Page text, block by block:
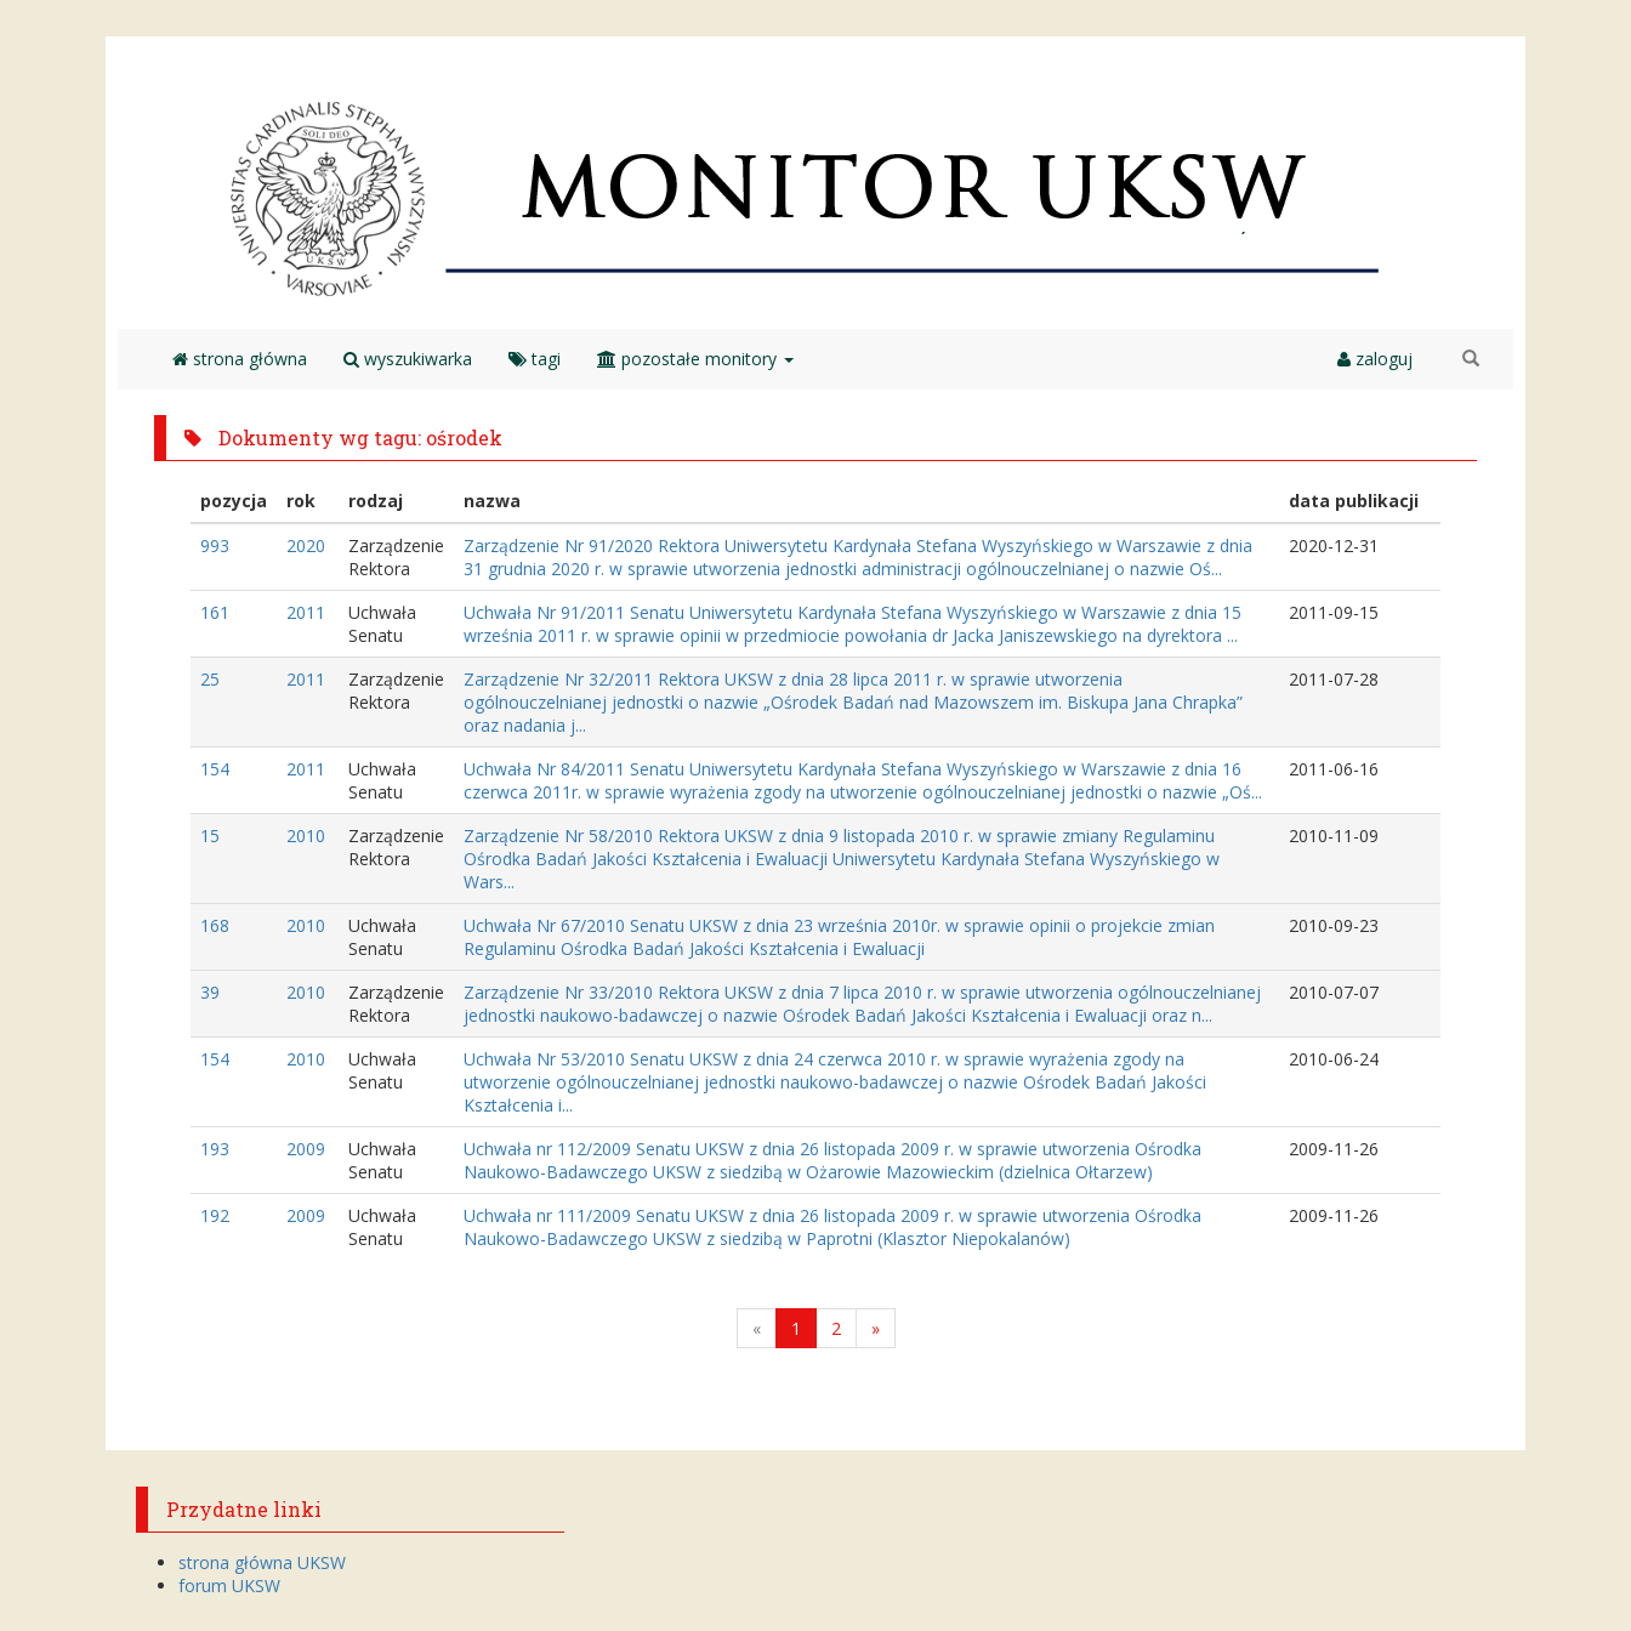
strona główna wyszukiwarka tagi pozostałe monitory zaloguj
Dokumenty wg tagu: ośrodek
pozycja rok rodzaj nazwa
data publikacji
993
2020
Zarządzenie
Rektora
Zarządzenie Nr 91/2020 Rektora Uniwersytetu Kardynała Stefana Wyszyńskiego w Warszawie z dnia
31 grudnia 2020 r. w sprawie utworzenia jednostki administracji ogólnouczelnianej o nazwie Oś...
2020-12-31
161 2011
Uchwała
Senatu
Uchwała Nr 91/2011 Senatu Uniwersytetu Kardynała Stefana Wyszyńskiego w Warszawie z dnia 15
września 2011 r. w sprawie opinii w przedmiocie powołania dr Jacka Janiszewskiego na dyrektora ...
2011-09-15
25 2011
Zarządzenie
Rektora
Zarządzenie Nr 32/2011 Rektora UKSW z dnia 28 lipca 2011 r. w sprawie utworzenia
ogólnouczelnianej jednostki o nazwie „Ośrodek Badań nad Mazowszem im. Biskupa Jana Chrapka”
oraz nadania j...
2011-07-28
154 2011
Uchwała
Senatu
Uchwała Nr 84/2011 Senatu Uniwersytetu Kardynała Stefana Wyszyńskiego w Warszawie z dnia 16
czerwca 2011r. w sprawie wyrażenia zgody na utworzenie ogólnouczelnianej jednostki o nazwie „Oś...
2011-06-16
15 2010
Zarządzenie
Rektora
Zarządzenie Nr 58/2010 Rektora UKSW z dnia 9 listopada 2010 r. w sprawie zmiany Regulaminu
Ośrodka Badań Jakości Kształcenia i Ewaluacji Uniwersytetu Kardynała Stefana Wyszyńskiego w
Wars...
2010-11-09
168 2010
Uchwała
Senatu
Uchwała Nr 67/2010 Senatu UKSW z dnia 23 września 2010r. w sprawie opinii o projekcie zmian
Regulaminu Ośrodka Badań Jakości Kształcenia i Ewaluacji
2010-09-23
39 2010
Zarządzenie
Rektora
Zarządzenie Nr 33/2010 Rektora UKSW z dnia 7 lipca 2010 r. w sprawie utworzenia ogólnouczelnianej
jednostki naukowo-badawczej o nazwie Ośrodek Badań Jakości Kształcenia i Ewaluacji oraz n...
2010-07-07
154 2010
Uchwała
Senatu
Uchwała Nr 53/2010 Senatu UKSW z dnia 24 czerwca 2010 r. w sprawie wyrażenia zgody na
utworzenie ogólnouczelnianej jednostki naukowo-badawczej o nazwie Ośrodek Badań Jakości
Kształcenia i...
2010-06-24
193 2009
Uchwała
Senatu
Uchwała nr 112/2009 Senatu UKSW z dnia 26 listopada 2009 r. w sprawie utworzenia Ośrodka
Naukowo-Badawczego UKSW z siedzibą w Ożarowie Mazowieckim (dzielnica Ołtarzew)
2009-11-26
192 2009
Uchwała
Senatu
Uchwała nr 111/2009 Senatu UKSW z dnia 26 listopada 2009 r. w sprawie utworzenia Ośrodka
Naukowo-Badawczego UKSW z siedzibą w Paprotni (Klasztor Niepokalanów)
2009-11-26
« 1 2 »
Przydatne linki
strona główna UKSW
forum UKSW